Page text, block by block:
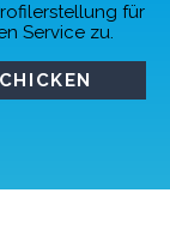
für
Service zu.